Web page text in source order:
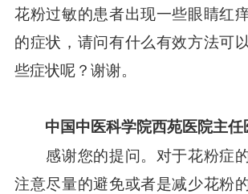
花粉过敏的患者出现一些眼睛红
的症状，请问有什么有效方法可
些症状呢？谢谢。
中国中医科学院西苑医院主任
感谢您的提问。对于花粉症
注意尽量的避免或者是减少花粉